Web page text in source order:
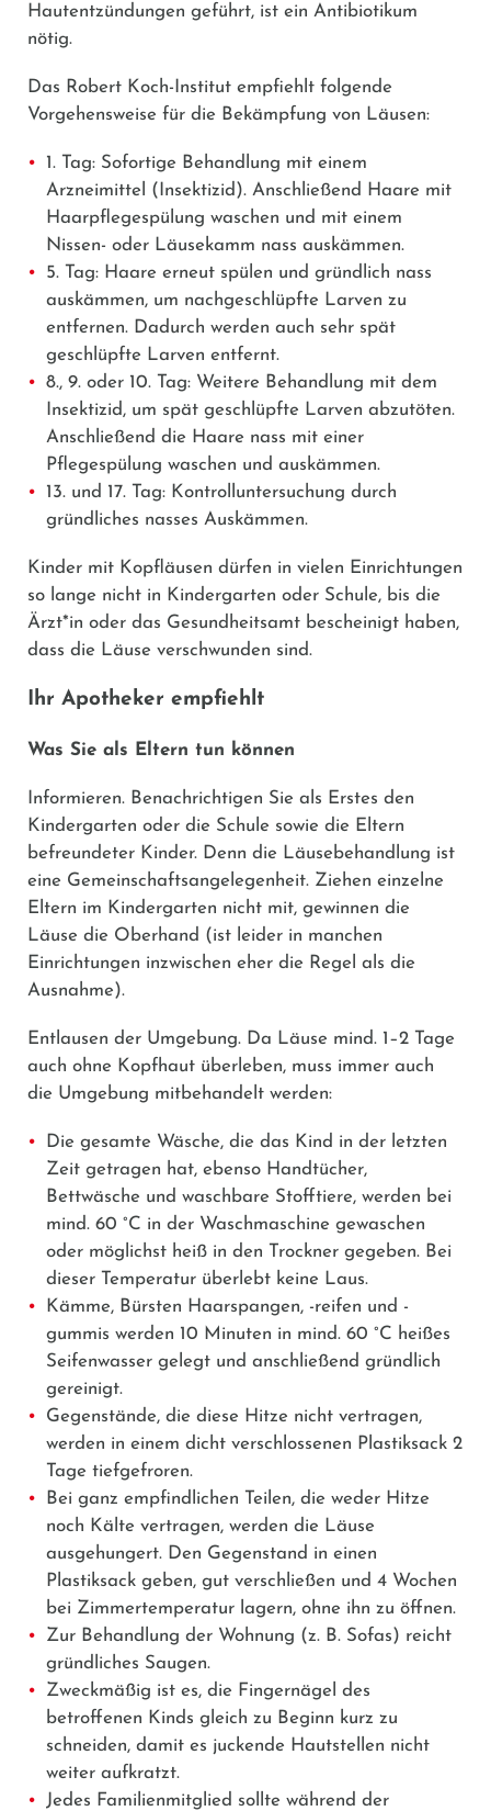
Hautentzündungen geführt, ist ein Antibiotikum
nötig.
Das Robert Koch-Institut empfiehlt folgende
Vorgehensweise für die Bekämpfung von Läusen:
1. Tag: Sofortige Behandlung mit einem
Arzneimittel (Insektizid). Anschließend Haare mit
Haarpflegespülung waschen und mit einem
Nissen- oder Läusekamm nass auskämmen.
5. Tag: Haare erneut spülen und gründlich nass
auskämmen, um nachgeschlüpfte Larven zu
entfernen. Dadurch werden auch sehr spät
geschlüpfte Larven entfernt.
8., 9. oder 10. Tag: Weitere Behandlung mit dem
Insektizid, um spät geschlüpfte Larven abzutöten.
Anschließend die Haare nass mit einer
Pflegespülung waschen und auskämmen.
13. und 17. Tag: Kontrolluntersuchung durch
gründliches nasses Auskämmen.
Kinder mit Kopfläusen dürfen in vielen Einrichtungen
so lange nicht in Kindergarten oder Schule, bis die
Ärzt*in oder das Gesundheitsamt bescheinigt haben,
dass die Läuse verschwunden sind.
Ihr Apotheker empfiehlt
Was Sie als Eltern tun können
Informieren. Benachrichtigen Sie als Erstes den
Kindergarten oder die Schule sowie die Eltern
befreundeter Kinder. Denn die Läusebehandlung ist
eine Gemeinschaftsangelegenheit. Ziehen einzelne
Eltern im Kindergarten nicht mit, gewinnen die
Läuse die Oberhand (ist leider in manchen
Einrichtungen inzwischen eher die Regel als die
Ausnahme).
Entlausen der Umgebung. Da Läuse mind. 1–2 Tage
auch ohne Kopfhaut überleben, muss immer auch
die Umgebung mitbehandelt werden:
Die gesamte Wäsche, die das Kind in der letzten
Zeit getragen hat, ebenso Handtücher,
Bettwäsche und waschbare Stofftiere, werden bei
mind. 60 °C in der Waschmaschine gewaschen
oder möglichst heiß in den Trockner gegeben. Bei
dieser Temperatur überlebt keine Laus.
Kämme, Bürsten Haarspangen, -reifen und -
gummis werden 10 Minuten in mind. 60 °C heißes
Seifenwasser gelegt und anschließend gründlich
gereinigt.
Gegenstände, die diese Hitze nicht vertragen,
werden in einem dicht verschlossenen Plastiksack 2
Tage tiefgefroren.
Bei ganz empfindlichen Teilen, die weder Hitze
noch Kälte vertragen, werden die Läuse
ausgehungert. Den Gegenstand in einen
Plastiksack geben, gut verschließen und 4 Wochen
bei Zimmertemperatur lagern, ohne ihn zu öffnen.
Zur Behandlung der Wohnung (z. B. Sofas) reicht
gründliches Saugen.
Zweckmäßig ist es, die Fingernägel des
betroffenen Kinds gleich zu Beginn kurz zu
schneiden, damit es juckende Hautstellen nicht
weiter aufkratzt.
Jedes Familienmitglied sollte während der